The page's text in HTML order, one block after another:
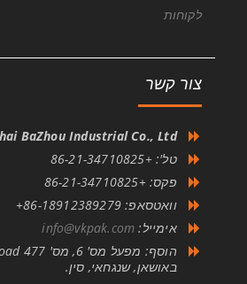
לקוחות
צור קשר
BaZhou Industrial Co., Ltd.
טל': +86-21-34710825
פקס: +86-21-34710825
וואטסאפ: 86-18912389279+
אימייל: info@vkpak.com
באושאן, שנגחאי, סין.